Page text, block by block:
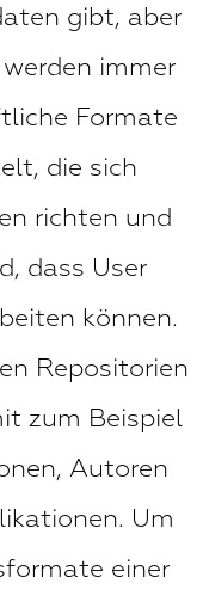
gibt, aber
immer
Formate
die sich
richten und
dass User
können.
Repositorien
zum Beispiel
Autoren
Um
einer